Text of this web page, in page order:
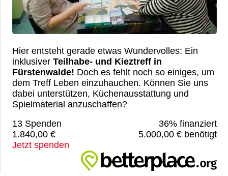
Hier entsteht gerade etwas Wundervolles: Ein
inklusiverTeilhabe- und Kieztreff in
Fürstenwalde! Doch es fehlt noch so einiges, um
dem Treff Leben einzuhauchen. Können Sie uns
dabei unterstützen, Küchenausstattung und
Spielmaterial anzuschaffen?
13 Spenden
36% finanziert
1.840,00 €
5.000,00 € benötigt
Jetzt spenden